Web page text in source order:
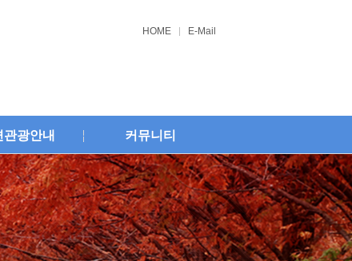
HOME E-Mail
관광안내 커뮤니티